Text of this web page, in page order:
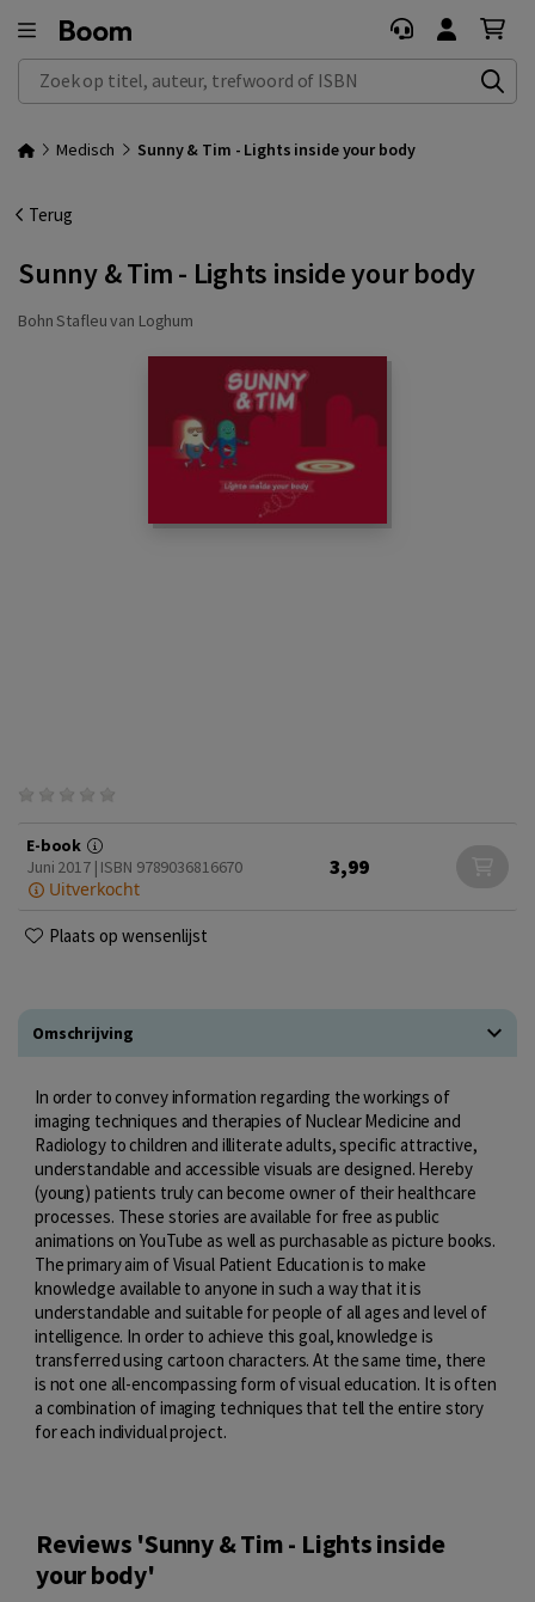
Zoek op titel, auteur, trefwoord of ISBN
Medisch Sunny & Tim - Lights inside your body
Terug
Sunny & Tim - Lights inside your body
Bohn Stafleu van Loghum
E-book
Juni 2017 | ISBN 9789036816670
Uitverkocht
3,99
Plaats op wensenlijst
Omschrijving
In order to convey information regarding the workings of
imaging techniques and therapies of Nuclear Medicine and
Radiology to children and illiterate adults, specific attractive,
understandable and accessible visuals are designed. Hereby
(young) patients truly can become owner of their healthcare
processes. These stories are available for free as public
animations on YouTube as well as purchasable as picture books.
The primary aim of Visual Patient Education is to make
knowledge available to anyone in such a way that it is
understandable and suitable for people of all ages and level of
intelligence. In order to achieve this goal, knowledge is
transferred using cartoon characters. At the same time, there
is not one all-encompassing form of visual education. It is often
a combination of imaging techniques that tell the entire story
for each individual project.
Reviews 'Sunny & Tim - Lights inside
your body'